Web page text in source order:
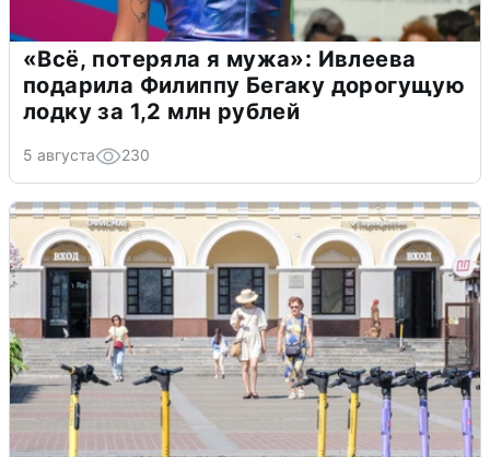
«Всё, потеряла я мужа»: Ивлеева
подарила Филиппу Бегаку дорогущую
лодку за 1,2 млн рублей
5 августа 230